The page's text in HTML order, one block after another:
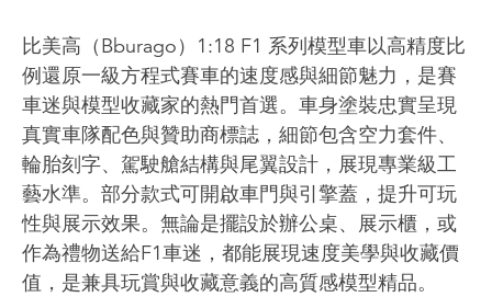
生活雜貨
比美高（Bburago）1:18 F1 系列模型車以高精度比
例還原一級方程式賽車的速度感與細節魅力，是賽
車迷與模型收藏家的熱門首選。車身塗裝忠實呈現
真實車隊配色與贊助商標誌，細節包含空力套件、
輪胎刻字、駕駛艙結構與尾翼設計，展現專業級工
藝水準。部分款式可開啟車門與引擎蓋，提升可玩
性與展示效果。無論是擺設於辦公桌、展示櫃，或
作為禮物送給F1車迷，都能展現速度美學與收藏價
值，是兼具玩賞與收藏意義的高質感模型精品。